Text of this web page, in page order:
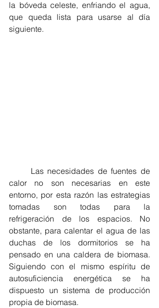
la bóveda celeste, enfriando el agua,
que queda lista para usarse al día
siguiente.
calor no son necesarias en este
entorno, por esta razón las estrategias
tomadas son todas para la
refrigeración de los espacios. No
obstante, para calentar el agua de las
duchas de los dormitorios se ha
pensado en una caldera de biomasa.
Siguiendo con el mismo espíritu de
autosuficiencia energética se ha
dispuesto un sistema de producción
propia de biomasa.